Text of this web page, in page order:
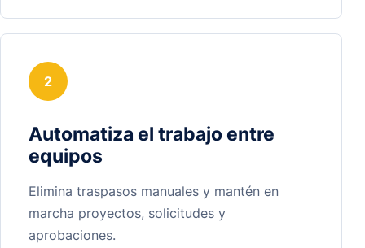
2
Automatiza el trabajo entre
equipos
Elimina traspasos manuales y mantén en
marcha proyectos, solicitudes y
aprobaciones.